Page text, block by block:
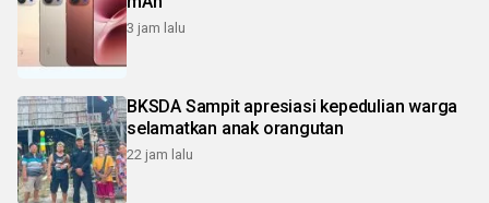
3 jam lalu
BKSDA Sampit apresiasi kepedulian warga
selamatkan anak orangutan
22 jam lalu